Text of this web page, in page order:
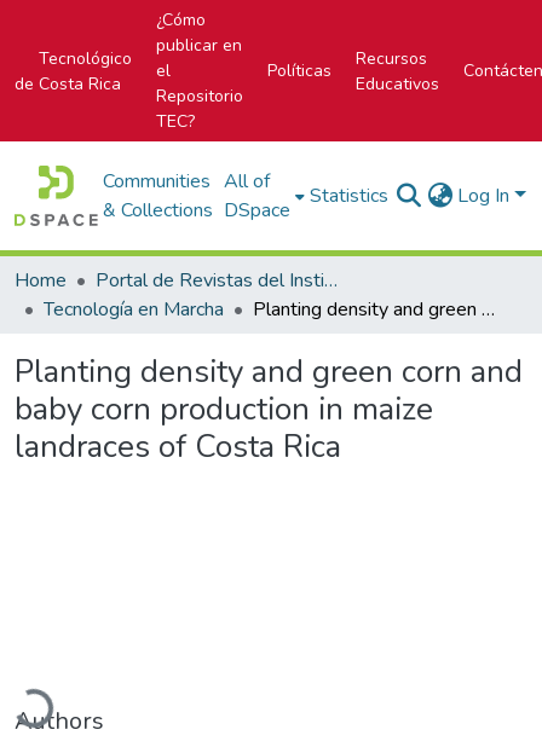
Tecnológico
de Costa Rica
¿Cómo
publicar en
el
Repositorio
TEC?
Políticas
Recursos
Educativos
Communities
& Collections
All of
DSpace
Statistics Log In
Home
Portal de Revistas del Instituto Tecnológico de Costa Rica
Tecnología en Marcha
Planting density and green corn and baby corn production in maize landraces of Costa Rica
Planting density and green corn and
baby corn production in maize
landraces of Costa Rica
Loading...
Authors